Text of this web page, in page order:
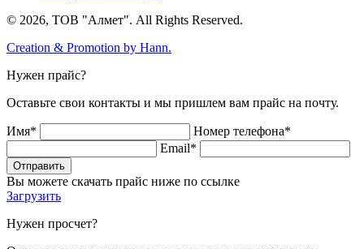
© 2026, ТОВ "Алмет". All Rights Reserved.
Creation & Promotion by Hann.
Нужен прайс?
Оставьте свои контакты и мы пришлем вам прайс на почту.
Имя*
Номер телефона*
Email*
Отправить
Вы можете скачать прайс ниже по ссылке
Загрузить
Нужен просчет?